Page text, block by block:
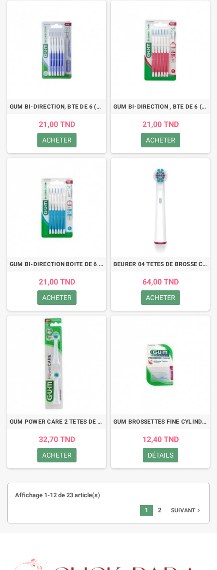
GUM BI-DIRECTION, BTE DE 6 (2014)
21,00 TND
ACHETER
GUM BI-DIRECTION , BTE DE 6 (2614)
21,00 TND
ACHETER
GUM BI-DIRECTION BOITE DE 6 (2314)
21,00 TND
ACHETER
BEURER 04 TETES DE BROSSE CLEAN
64,00 TND
ACHETER
GUM POWER CARE 2 TETES DE BROSSE 4210
32,70 TND
ACHETER
GUM BROSSETTES FINE CYLINDRIQUE ,BOITE DE 8 (612)
12,40 TND
DÉTAILS
Affichage 1-12 de 23 article(s)
1 2 SUIVANTnavigate_next